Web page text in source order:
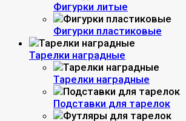
Фигурки литые
Фигурки пластиковые
Тарелки наградные
Тарелки наградные
Подставки для тарелок